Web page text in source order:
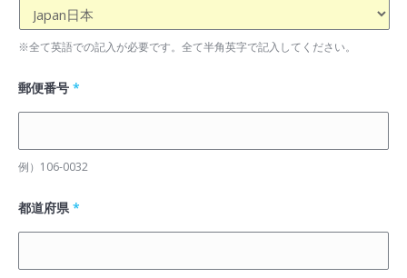
※全て英語での記入が必要です。全て半角英字で記入してください。
郵便番号 *
例）106-0032
都道府県 *